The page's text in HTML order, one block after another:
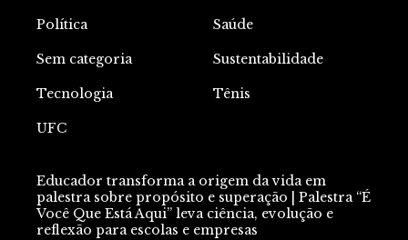
Política Saúde
Sem categoria Sustentabilidade
Tecnologia Tênis
UFC
Educador transforma a origem da vida em
palestra sobre propósito e superação | Palestra “É
Você Que Está Aqui” leva ciência, evolução e
reflexão para escolas e empresas